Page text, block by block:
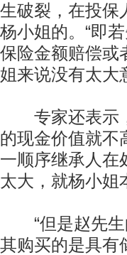
生破裂，在投保
杨小姐的。“即
保险金额赔偿或
姐来说没有太大
专家还表示，
的现金价值就不
一顺序继承人在
太大，就杨小姐
“但是赵先生
其购买的是具有